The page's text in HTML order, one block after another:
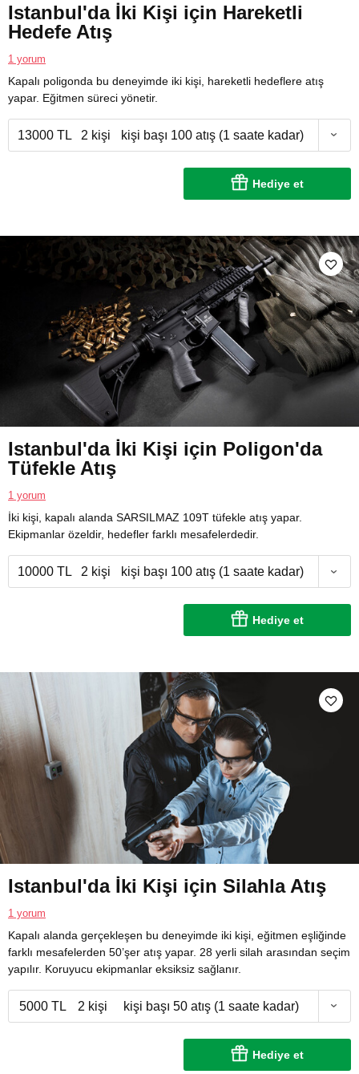
Istanbul'da İki Kişi için Hareketli
Hedefe Atış
1 yorum
Kapalı poligonda bu deneyimde iki kişi, hareketli hedeflere atış
yapar. Eğitmen süreci yönetir.
13000 TL 2 kişi kişi başı 100 atış (1 saate kadar)
Hediye et
Istanbul'da İki Kişi için Poligon'da
Tüfekle Atış
1 yorum
İki kişi, kapalı alanda SARSILMAZ 109T tüfekle atış yapar.
Ekipmanlar özeldir, hedefler farklı mesafelerdedir.
10000 TL 2 kişi kişi başı 100 atış (1 saate kadar)
Hediye et
Istanbul'da İki Kişi için Silahla Atış
1 yorum
Kapalı alanda gerçekleşen bu deneyimde iki kişi, eğitmen eşliğinde
farklı mesafelerden 50’şer atış yapar. 28 yerli silah arasından seçim
yapılır. Koruyucu ekipmanlar eksiksiz sağlanır.
5000 TL 2 kişi kişi başı 50 atış (1 saate kadar)
Hediye et